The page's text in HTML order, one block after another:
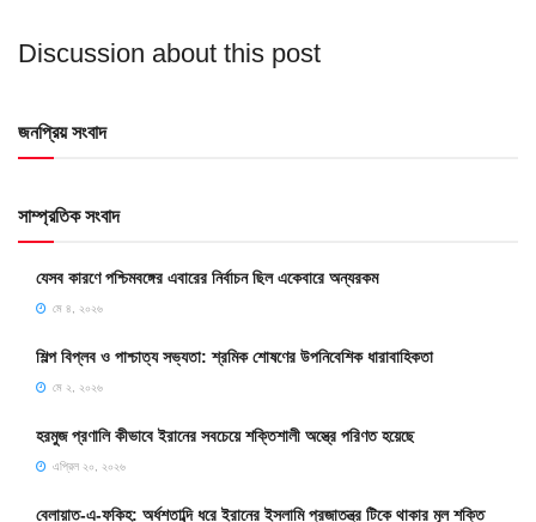
Discussion about this post
জনপ্রিয় সংবাদ
সাম্প্রতিক সংবাদ
যেসব কারণে পশ্চিমবঙ্গের এবারের নির্বাচন ছিল একেবারে অন্যরকম
মে ৪, ২০২৬
শিল্প বিপ্লব ও পাশ্চাত্য সভ্যতা: শ্রমিক শোষণের উপনিবেশিক ধারাবাহিকতা
মে ২, ২০২৬
হরমুজ প্রণালি কীভাবে ইরানের সবচেয়ে শক্তিশালী অস্ত্রে পরিণত হয়েছে
এপ্রিল ২০, ২০২৬
বেলায়াত-এ-ফকিহ: অর্ধশতাব্দি ধরে ইরানের ইসলামি প্রজাতন্ত্র টিকে থাকার মূল শক্তি